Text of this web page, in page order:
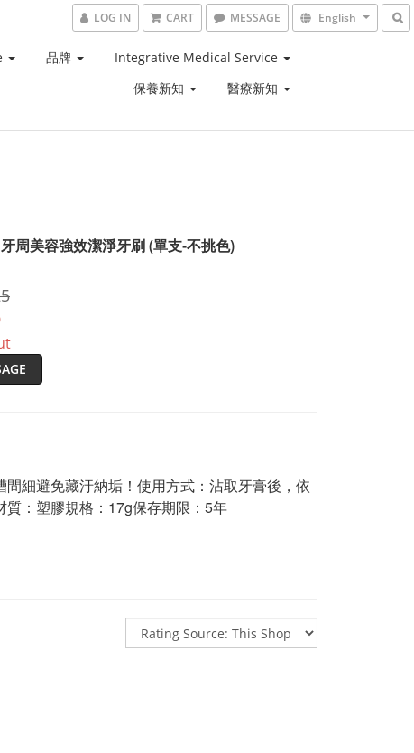
LOG IN CART MESSAGE English
品牌
Integrative Medical Service
保養新知
醫療新知
周美容強效潔淨牙刷 (單支-不挑色)
細避免藏汙納垢！使用方式：沾取牙膏後，依
：塑膠規格：17g保存期限：5年